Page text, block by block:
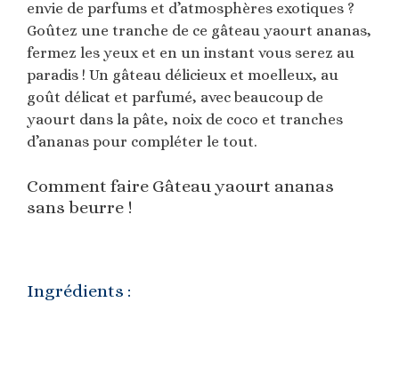
envie de parfums et d’atmosphères exotiques ?
Goûtez une tranche de ce gâteau yaourt ananas,
fermez les yeux et en un instant vous serez au
paradis ! Un gâteau délicieux et moelleux, au
goût délicat et parfumé, avec beaucoup de
yaourt dans la pâte, noix de coco et tranches
d’ananas pour compléter le tout.
Comment faire Gâteau yaourt ananas
sans beurre !
Ingrédients :